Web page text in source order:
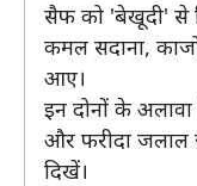
सैफ को 'बेखूदी' से
कमल सदाना,
आए।
इन दोनों के
और फरीदा
दिखें।